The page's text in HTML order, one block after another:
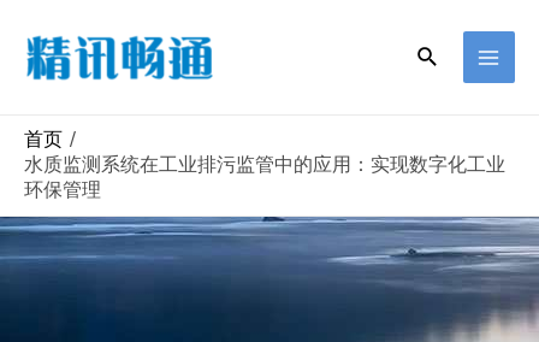
首页
水质监测系统在工业排污监管中的应用：实现数字化工业
环保管理